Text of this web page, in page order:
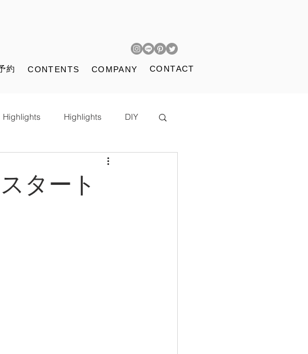
約 CONTENTS COMPANY CONTACT
Highlights Highlights DIY
タート